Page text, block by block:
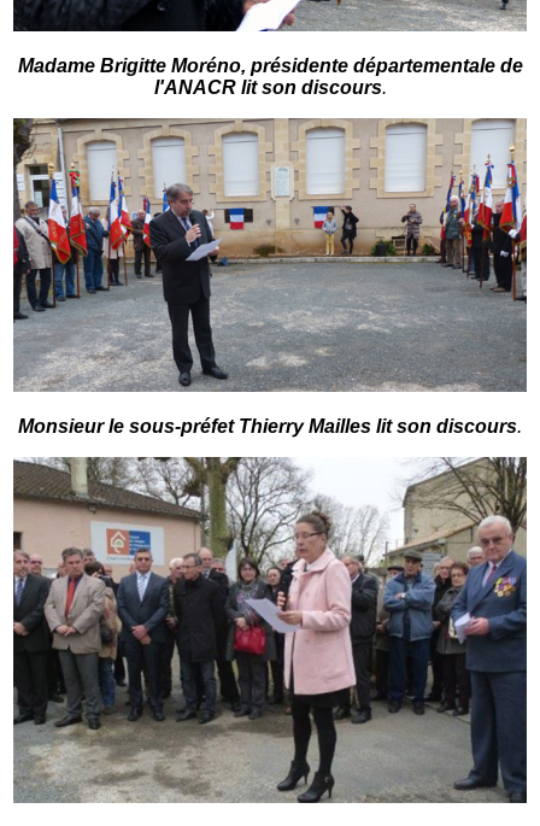
Madame Brigitte Moréno, présidente départementale de
l'ANACR lit son discours.
Monsieur le sous-préfet Thierry Mailles lit son discours.